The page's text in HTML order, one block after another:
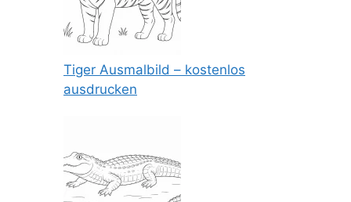
Tiger Ausmalbild – kostenlos
ausdrucken